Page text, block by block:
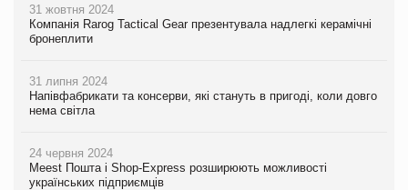
31 жовтня 2024
Компанія Rarog Tactical Gear презентувала надлегкі керамічні
бронеплити
31 липня 2024
Напівфабрикати та консерви, які стануть в пригоді, коли довго
нема світла
24 червня 2024
Meest Пошта і Shop-Express розширюють можливості
українських підприємців